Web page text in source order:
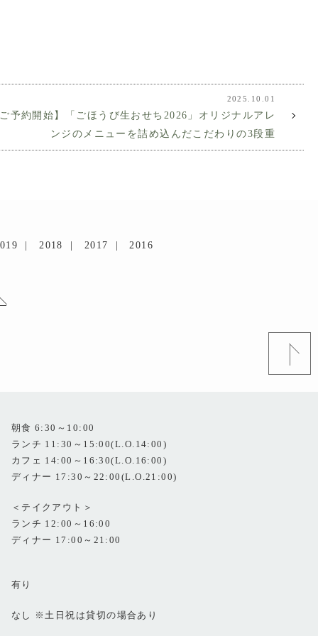
2025.10.01
ご予約開始】「ごほうび生おせち2026」オリジナルアレ
ンジのメニューを詰め込んだこだわりの3段重
2018 2017 2016
朝食 6:30～10:00
ランチ 11:30～15:00(L.O.14:00)
カフェ 14:00～16:30(L.O.16:00)
ディナー 17:30～22:00(L.O.21:00)
＜テイクアウト＞
ランチ 12:00～16:00
ディナー 17:00～21:00
有り
なし ※土日祝は貸切の場合あり